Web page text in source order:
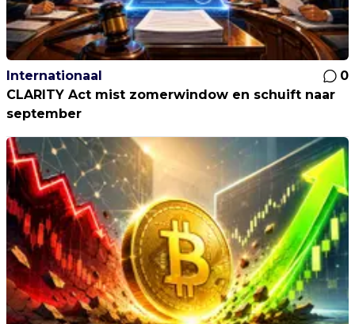
Internationaal
0
CLARITY Act mist zomerwindow en schuift naar
september